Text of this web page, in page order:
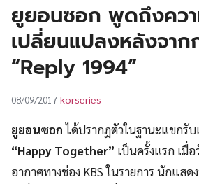
ยูยอนซอก พูดถึงคว
เปลี่ยนแปลงหลังจาก
“Reply 1994”
08/09/2017 korseries
ยูยอนซอกได้ปรากฏตัวในฐานะแขกรับ
“Happy Together” เป็นครั้งแรก เมื่
อากาศทางช่อง KBS ในรายการ นักแสด